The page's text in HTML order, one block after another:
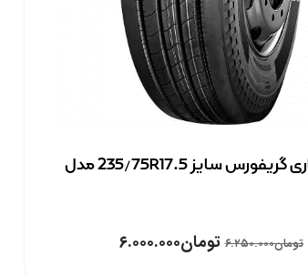
لاستیک باری گریفورس سایز 235/75R17.5 مدل
تومان۶.۲۵۰.۰۰۰ تومان۶.۰۰۰.۰۰۰